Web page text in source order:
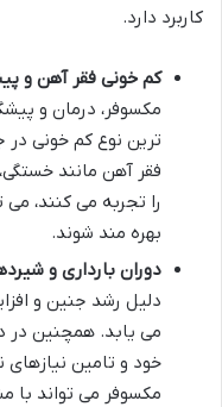
کاربرد دارد.
کم خونی فقر آهن و
مکسوفر، درمان و
ترین نوع کم خونی
فقر آهن مانند
را تجربه می کنند،
بهره مند شوند.
دوران بارداری و
دلیل رشد جنین و
می یابد. همچنین در
خود و تامین نیازهای
مکسوفر می تواند با